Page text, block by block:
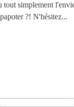
tout simplement
papoter ?! N'hésitez...